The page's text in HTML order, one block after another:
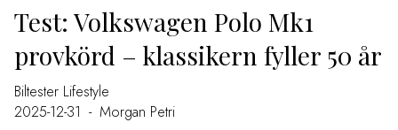
Test: Volkswagen Polo Mk1
provkörd – klassikern fyller 50 år
Biltester Lifestyle
2025-12-31 - Morgan Petri